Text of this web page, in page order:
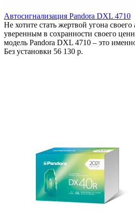
Автосигнализация Pandora DXL 4710
Не хотите стать жертвой угона
уверенным в сохранности своего
модель Pandora DXL 4710 – это
Без установки 56 130 р.